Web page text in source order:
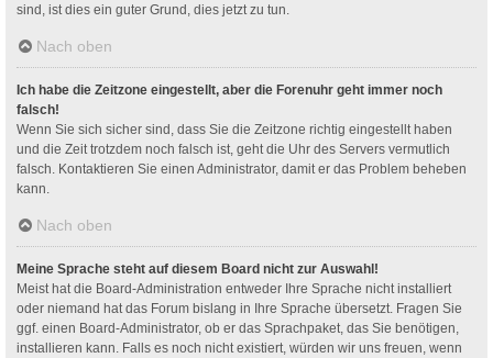
sind, ist dies ein guter Grund, dies jetzt zu tun.
Nach oben
Ich habe die Zeitzone eingestellt, aber die Forenuhr geht immer noch
falsch!
Wenn Sie sich sicher sind, dass Sie die Zeitzone richtig eingestellt haben
und die Zeit trotzdem noch falsch ist, geht die Uhr des Servers vermutlich
falsch. Kontaktieren Sie einen Administrator, damit er das Problem beheben
kann.
Nach oben
Meine Sprache steht auf diesem Board nicht zur Auswahl!
Meist hat die Board-Administration entweder Ihre Sprache nicht installiert
oder niemand hat das Forum bislang in Ihre Sprache übersetzt. Fragen Sie
ggf. einen Board-Administrator, ob er das Sprachpaket, das Sie benötigen,
installieren kann. Falls es noch nicht existiert, würden wir uns freuen, wenn